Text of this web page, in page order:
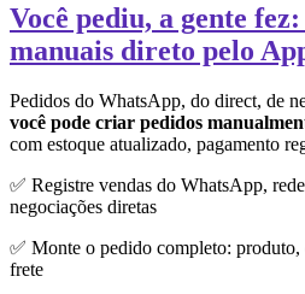
Você pediu, a gente
manuais direto pelo
Pedidos do WhatsApp, do direct, de
você pode criar pedidos
com estoque atualizado, pagamento
✅ Registre vendas do WhatsApp,
negociações diretas
✅ Monte o pedido completo: produto,
frete